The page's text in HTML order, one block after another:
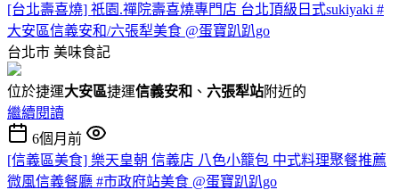
[台北壽喜燒] 祇園.禪院壽喜燒專門店 台北頂級日式sukiyaki #
大安區信義安和/六張犁美食 @蛋寶趴趴go
台北市 美味食記
位於捷運大安區捷運信義安和 、 六張犁站附近的
繼續閱讀
6個月前
[信義區美食] 樂天皇朝 信義店 八色小籠包 中式料理聚餐推薦
微風信義餐廳 #市政府站美食 @蛋寶趴趴go